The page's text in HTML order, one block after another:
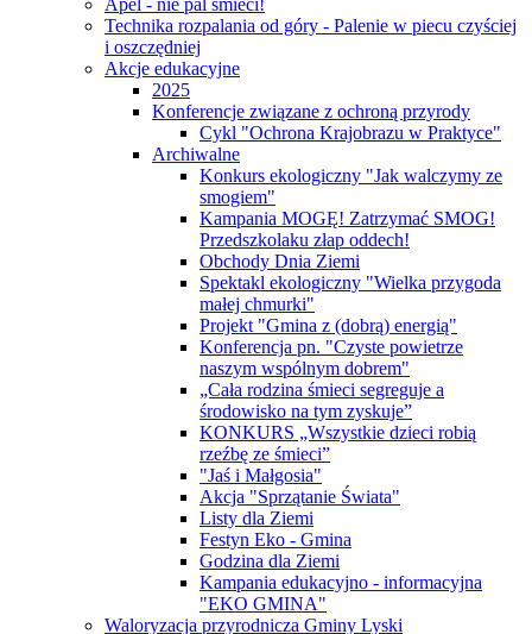
Technika rozpalania od góry - Palenie w piecu czyściej
i oszczędniej
Akcje edukacyjne
2025
Konferencje związane z ochroną przyrody
Cykl "Ochrona Krajobrazu w Praktyce"
Archiwalne
Konkurs ekologiczny "Jak walczymy ze
smogiem"
Kampania MOGĘ! Zatrzymać SMOG!
Przedszkolaku złap oddech!
Obchody Dnia Ziemi
Spektakl ekologiczny "Wielka przygoda
małej chmurki"
Projekt "Gmina z (dobrą) energią"
Konferencja pn. "Czyste powietrze
naszym wspólnym dobrem"
„Cała rodzina śmieci segreguje a
środowisko na tym zyskuje”
KONKURS „Wszystkie dzieci robią
rzeźbę ze śmieci”
"Jaś i Małgosia"
Akcja "Sprzątanie Świata"
Listy dla Ziemi
Festyn Eko - Gmina
Godzina dla Ziemi
Kampania edukacyjno - informacyjna
"EKO GMINA"
Waloryzacja przyrodnicza Gminy Lyski